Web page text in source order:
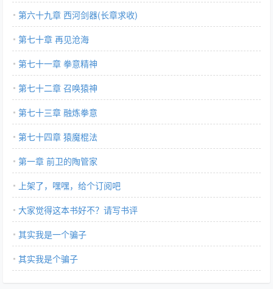
第六十九章 西河剑器(长章求收)
第七十章 再见沧海
第七十一章 拳意精神
第七十二章 召唤猿神
第七十三章 融炼拳意
第七十四章 猿魔棍法
第一章 前卫的陶管家
上架了，嘿嘿，给个订阅吧
大家觉得这本书好不？请写书评
其实我是一个骗子
其实我是个骗子